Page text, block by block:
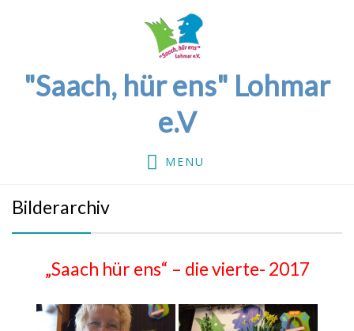
"Saach, hür ens" Lohmar
e.V
MENU
Bilderarchiv
„Saach hür ens“ – die vierte- 2017